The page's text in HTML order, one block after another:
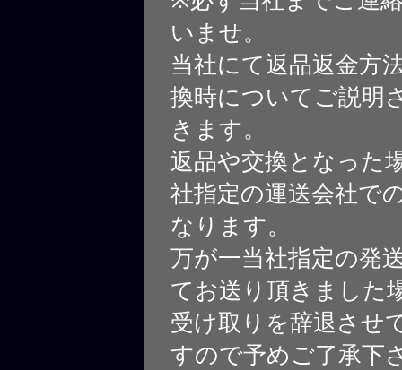
いませ。
当社にて返品返金方
換時についてご説明
きます。
返品や交換となった
社指定の運送会社で
なります。
万が一当社指定の発
てお送り頂きました
受け取りを辞退させ
すので予めご了承下